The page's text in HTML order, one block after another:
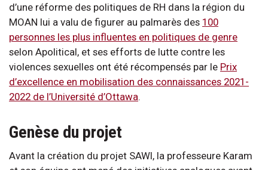
d’une réforme des politiques de RH dans la région du
MOAN lui a valu de figurer au palmarès des 100
personnes les plus influentes en politiques de genre
selon Apolitical, et ses efforts de lutte contre les
violences sexuelles ont été récompensés par le Prix
d’excellence en mobilisation des connaissances 2021-
2022 de l’Université d’Ottawa.
Genèse du projet
Avant la création du projet SAWI, la professeure Karam